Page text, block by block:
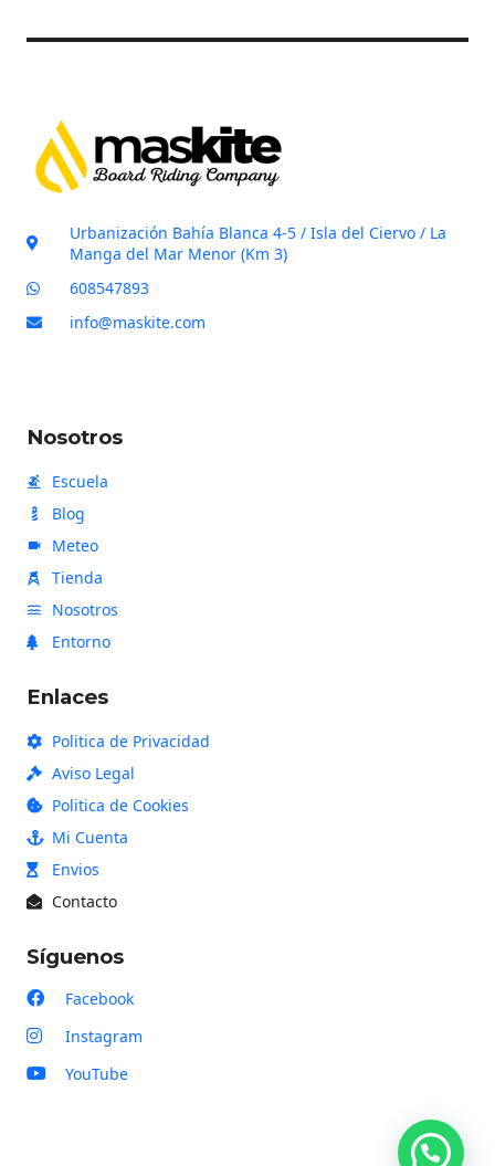
a
e
f
i
a
n
Urbanización Bahía Blanca 4-5 / Isla del Ciervo / La
Manga del Mar Menor (Km 3)
608547893
info@maskite.com
Nosotros
Escuela
Blog
Meteo
Tienda
Nosotros
Entorno
Enlaces
Politica de Privacidad
Aviso Legal
Politica de Cookies
Mi Cuenta
Envios
Contacto
Síguenos
Facebook
Instagram
YouTube